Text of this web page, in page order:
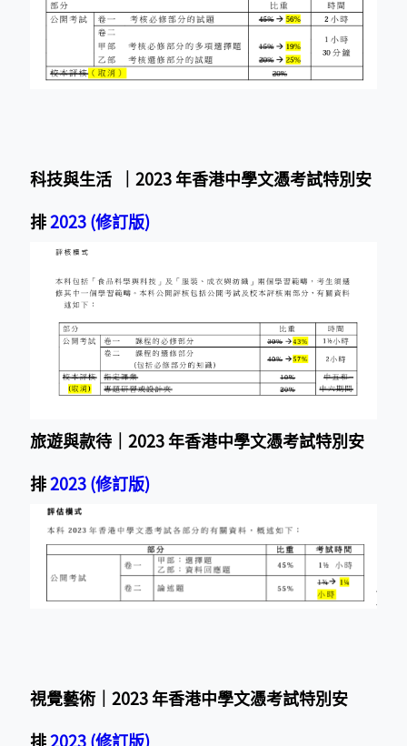
科技與生活 ｜2023 年香港中學文憑考試特別安
排2023 (修訂版)
旅遊與款待｜2023 年香港中學文憑考試特別安
排 2023 (修訂版)
視覺藝術｜2023 年香港中學文憑考試特別安
排2023 (修訂版)